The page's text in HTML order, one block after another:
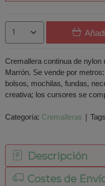
Cremallera continua de
Marrón. Se vende por
bolsos, mochilas, fundas,
creativa; los cursores se
Categoría: Cremalleras |
Descripción
Costes de